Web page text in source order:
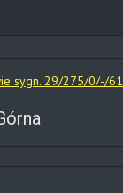
sygn. 29/275/0/-/61